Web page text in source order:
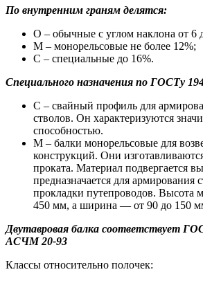
По внутренним граням делятся:
О – обычные с углом наклона от 6
М – монорельсовые не более 12%;
С – специальные до 16%.
Специального назначения по ГОСТу
С – свайный профиль для
стволов. Он характеризуются
способностью.
М – балки монорельсовые для
конструкций. Они
проката. Материал подвергается
предназначается для армирования
прокладки путепроводов. Высота
450 мм, а ширина — от 90 до 150
Двутавровая балка соответствует
АСЧМ 20-93
Классы относительно полочек: